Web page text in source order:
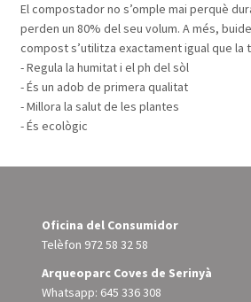
El compostador no s’omple mai perquè
perden un 80% del seu volum. A més,
compost s’utilitza exactament igual que
- Regula la humitat i el ph del sòl
- És un adob de primera qualitat
- Millora la salut de les plantes
- És ecològic
Oficina del Consumidor
Telèfon 972 58 32 58
Arqueoparc Coves de Serinyà
Whatsapp: 645 336 308